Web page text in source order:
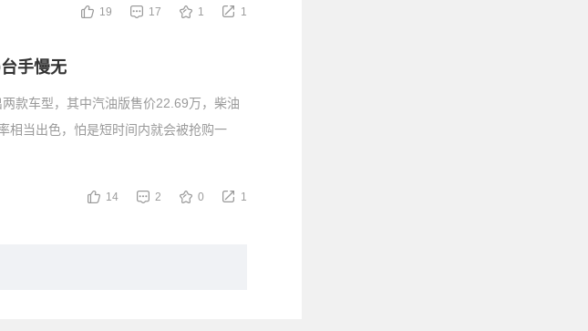
19 17 1 1
手慢无
款车型，其中汽油版售价22.69万，柴油
相当出色，怕是短时间内就会被抢购一
14 2 0 1